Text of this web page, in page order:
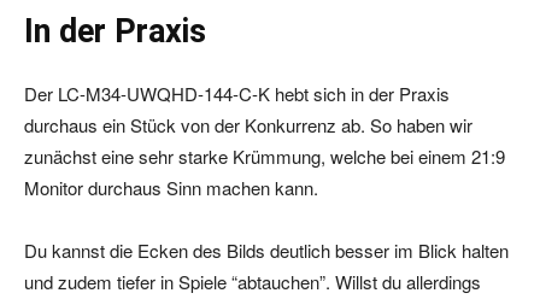
In der Praxis
Der LC-M34-UWQHD-144-C-K hebt sich in der Praxis
durchaus ein Stück von der Konkurrenz ab. So haben wir
zunächst eine sehr starke Krümmung, welche bei einem 21:9
Monitor durchaus Sinn machen kann.
Du kannst die Ecken des Bilds deutlich besser im Blick halten
und zudem tiefer in Spiele “abtauchen”. Willst du allerdings